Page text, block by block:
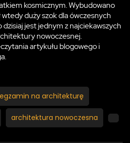
kosmicznym. Wybudowano
wtedy duży szok dla ówczesnych
jest jednym z najciekawszych
nowoczesnej.
artykułu blogowego i
egzamin na architekturę
architektura nowoczesna